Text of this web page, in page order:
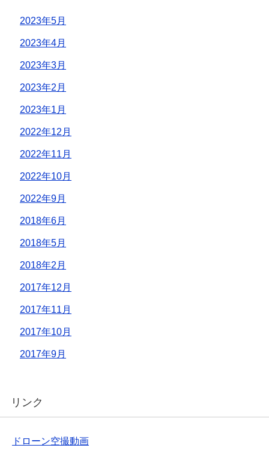
2023年5月
2023年4月
2023年3月
2023年2月
2023年1月
2022年12月
2022年11月
2022年10月
2022年9月
2018年6月
2018年5月
2018年2月
2017年12月
2017年11月
2017年10月
2017年9月
リンク
ドローン空撮動画